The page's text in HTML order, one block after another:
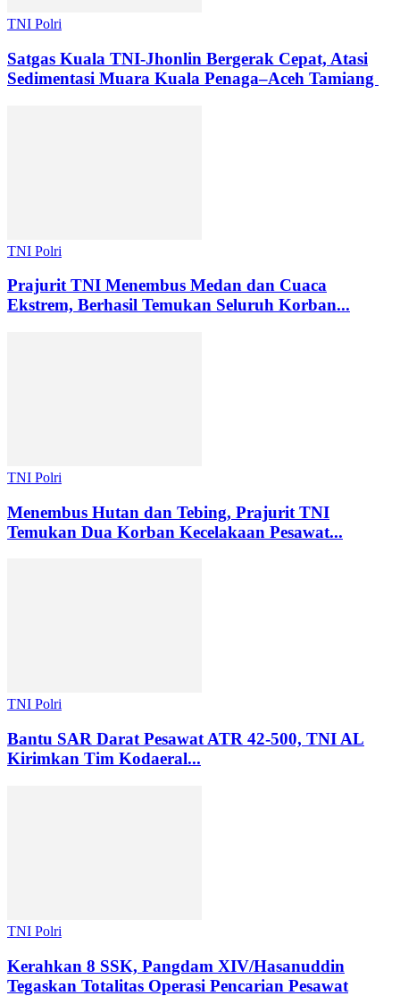
TNI Polri
Satgas Kuala TNI-Jhonlin Bergerak Cepat, Atasi
Sedimentasi Muara Kuala Penaga–Aceh Tamiang
TNI Polri
Prajurit TNI Menembus Medan dan Cuaca
Ekstrem, Berhasil Temukan Seluruh Korban...
TNI Polri
Menembus Hutan dan Tebing, Prajurit TNI
Temukan Dua Korban Kecelakaan Pesawat...
TNI Polri
Bantu SAR Darat Pesawat ATR 42-500, TNI AL
Kirimkan Tim Kodaeral...
TNI Polri
Kerahkan 8 SSK, Pangdam XIV/Hasanuddin
Tegaskan Totalitas Operasi Pencarian Pesawat